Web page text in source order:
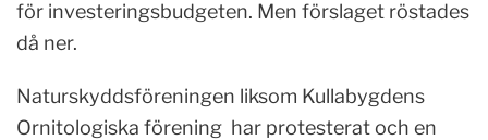
för investeringsbudgeten. Men förslaget röstades
då ner.
Naturskyddsföreningen liksom Kullabygdens
Ornitologiska förening har protesterat och en